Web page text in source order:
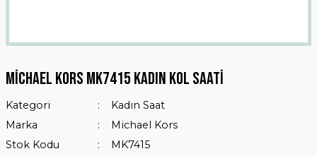
Michael Kors MK7415 Kadın Kol Saati
Kategori
Kadın Saat
Marka
Michael Kors
Stok Kodu
MK7415